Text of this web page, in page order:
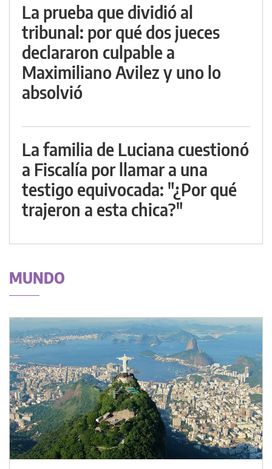
La prueba que dividió al
tribunal: por qué dos jueces
declararon culpable a
Maximiliano Avilez y uno lo
absolvió
La familia de Luciana cuestionó
a Fiscalía por llamar a una
testigo equivocada: "¿Por qué
trajeron a esta chica?"
MUNDO